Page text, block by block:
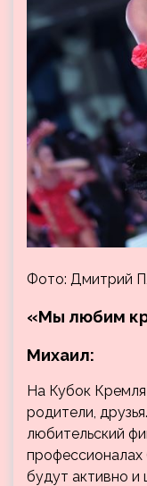
Фото: Дмитрий
«Мы любим
Михаил:
На Кубок
родители,
любительский
профессионалах
будут активно